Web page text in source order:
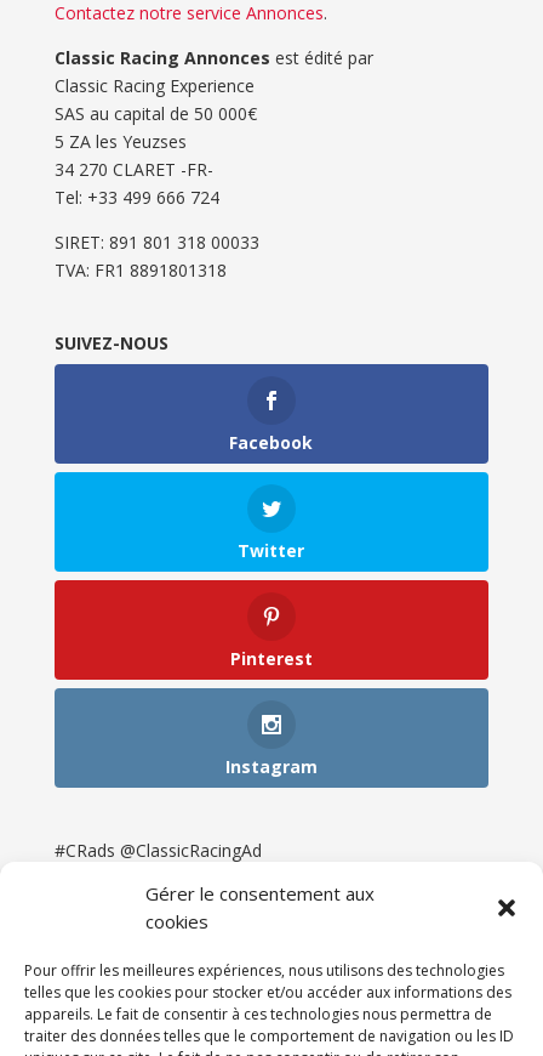
Gérer le consentement aux
cookies
Pour offrir les meilleures expériences, nous utilisons des technologies
telles que les cookies pour stocker et/ou accéder aux informations des
appareils. Le fait de consentir à ces technologies nous permettra de
traiter des données telles que le comportement de navigation ou les ID
Contactez notre service Annonces.
Classic Racing Annonces est édité par
Classic Racing Experience
SAS au capital de 50 000€
5 ZA les Yeuzses
34 270 CLARET -FR-
Tel: ‭+33 499 666 724‬
SIRET: 891 801 318 00033
TVA: FR1 8891801318
SUIVEZ-NOUS
Facebook
Twitter
Pinterest
Instagram
#CRads @ClassicRacingAd